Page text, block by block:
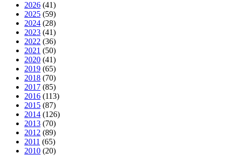
2026 (41)
2025 (59)
2024 (28)
2023 (41)
2022 (36)
2021 (50)
2020 (41)
2019 (65)
2018 (70)
2017 (85)
2016 (113)
2015 (87)
2014 (126)
2013 (70)
2012 (89)
2011 (65)
2010 (20)